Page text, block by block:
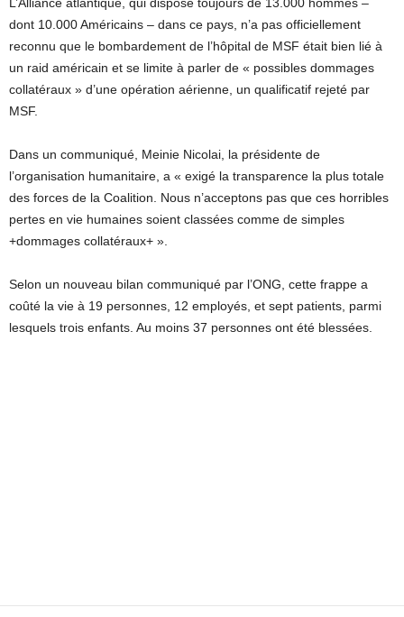
dont 10.000 Américains – dans ce pays, n’a pas officiellement
reconnu que le bombardement de l’hôpital de MSF était bien lié à
un raid américain et se limite à parler de « possibles dommages
collatéraux » d’une opération aérienne, un qualificatif rejeté par
MSF.
Dans un communiqué, Meinie Nicolai, la présidente de
l’organisation humanitaire, a « exigé la transparence la plus totale
des forces de la Coalition. Nous n’acceptons pas que ces horribles
pertes en vie humaines soient classées comme de simples
+dommages collatéraux+ ».
Selon un nouveau bilan communiqué par l’ONG, cette frappe a
coûté la vie à 19 personnes, 12 employés, et sept patients, parmi
lesquels trois enfants. Au moins 37 personnes ont été blessées.